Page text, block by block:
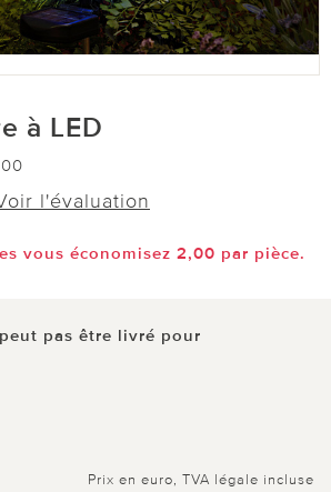
à LED
l'évaluation
vous économisez 2,00 par pièce.
pas être livré pour
Prix en euro, TVA légale incluse